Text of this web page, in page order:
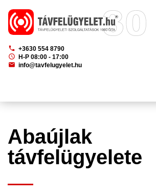
phone +3630 554 8790
schedule
H-P 08:00 - 17:00
mail info@tavfelugyelet.hu
Abaújlak
távfelügyelete